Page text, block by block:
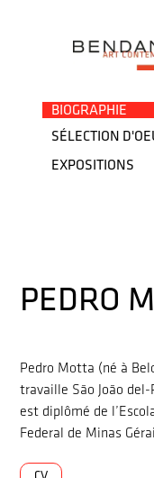
BIOGRAPHIE
SÉLECTION
EXPOSITIONS
PEDRO
Pedro Motta (né à
travaille São João del-
est diplômé de
Federal de Minas